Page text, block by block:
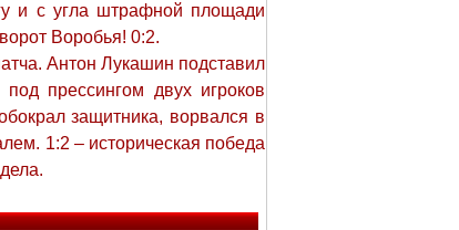
и с угла штрафной площади
Воробья! 0:2.
Антон Лукашин подставил
прессингом двух игроков
защитника, ворвался в
1:2 – историческая победа